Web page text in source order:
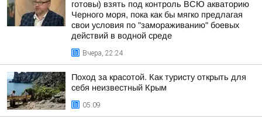
готовы) взять под контроль ВСЮ акваторию
Черного моря, пока как бы мягко предлагая
свои условия по "замораживанию" боевых
действий в водной среде
Вчера, 22:24
Поход за красотой. Как туристу открыть для
себя неизвестный Крым
05:09